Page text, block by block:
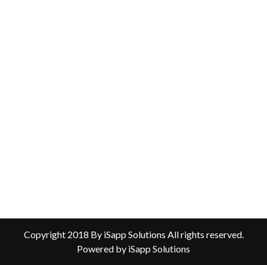
Copyright 2018 By iSapp Solutions All rights reserved.
Powered by iSapp Solutions